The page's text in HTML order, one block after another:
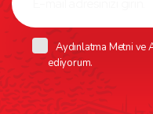
Aydınlatma Metni ve
ediyorum.